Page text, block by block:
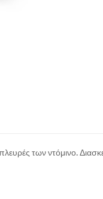
των ντόμινο.